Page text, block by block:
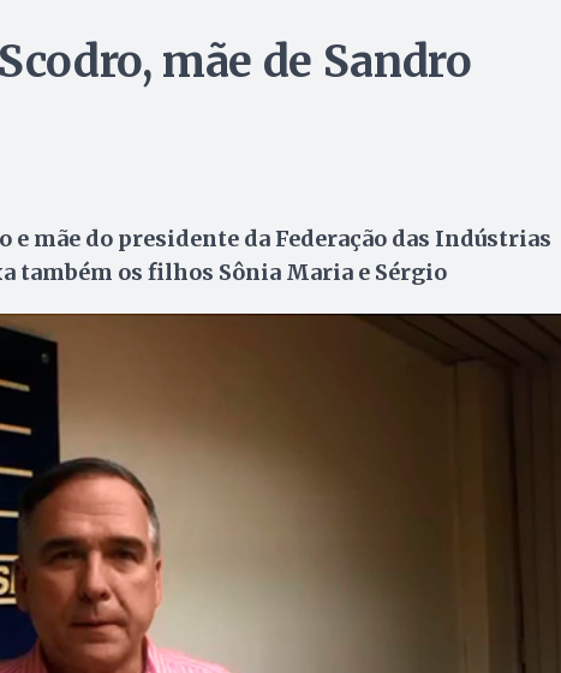
mãe de Sandro
e mãe do presidente da Federação das Indústrias
também os filhos Sônia Maria e Sérgio